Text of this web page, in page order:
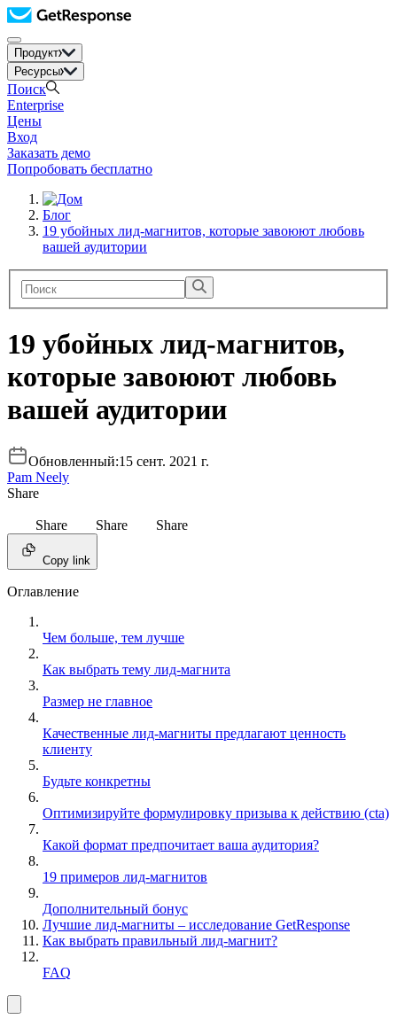
Продукт
Ресурсы
Поиск
Enterprise
Цены
Вход
Заказать демо
Попробовать бесплатно
Блог
19 убойных лид-магнитов, которые завоюют любовь
вашей аудитории
19 убойных лид-магнитов,
которые завоюют любовь
вашей аудитории
Обновленный:15 сент. 2021 г.
Pam Neely
Share
Share Share Share
Copy link
Оглавление
Чем больше, тем лучше
Как выбрать тему лид-магнита
Размер не главное
Качественные лид-магниты предлагают ценность
клиенту
Будьте конкретны
Оптимизируйте формулировку призыва к действию (cta)
Какой формат предпочитает ваша аудитория?
19 примеров лид-магнитов
Дополнительный бонус
Лучшие лид-магниты – исследование GetResponse
Как выбрать правильный лид-магнит?
FAQ